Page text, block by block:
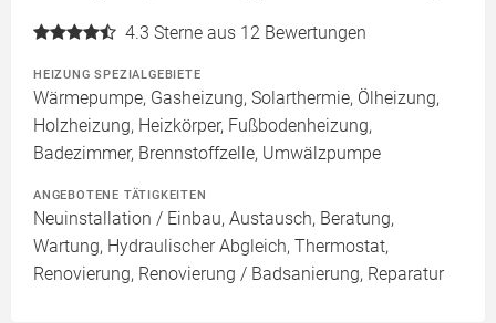
4.3 Sterne aus 12 Bewertungen
HEIZUNG SPEZIALGEBIETE
Wärmepumpe, Gasheizung, Solarthermie, Ölheizung,
Holzheizung, Heizkörper, Fußbodenheizung,
Badezimmer, Brennstoffzelle, Umwälzpumpe
ANGEBOTENE TÄTIGKEITEN
Neuinstallation / Einbau, Austausch, Beratung,
Wartung, Hydraulischer Abgleich, Thermostat,
Renovierung, Renovierung / Badsanierung, Reparatur